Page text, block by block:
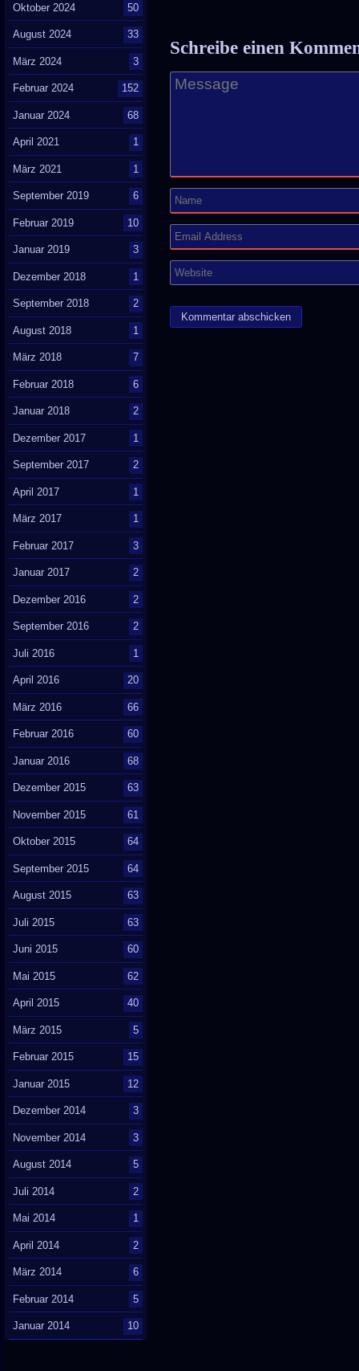
Schreibe einen
Oktober 2024 50
August 2024 33
März 2024 3
Februar 2024 152
Januar 2024 68
April 2021 1
März 2021 1
September 2019 6
Februar 2019 10
Januar 2019 3
Dezember 2018 1
September 2018 2
August 2018 1
März 2018 7
Februar 2018 6
Januar 2018 2
Dezember 2017 1
September 2017 2
April 2017 1
März 2017 1
Februar 2017 3
Januar 2017 2
Dezember 2016 2
September 2016 2
Juli 2016 1
April 2016 20
März 2016 66
Februar 2016 60
Januar 2016 68
Dezember 2015 63
November 2015 61
Oktober 2015 64
September 2015 64
August 2015 63
Juli 2015 63
Juni 2015 60
Mai 2015 62
April 2015 40
März 2015 5
Februar 2015 15
Januar 2015 12
Dezember 2014 3
November 2014 3
August 2014 5
Juli 2014 2
Mai 2014 1
April 2014 2
März 2014 6
Februar 2014 5
Januar 2014 10